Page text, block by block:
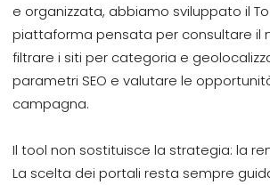
e organizzata, abbiamo sviluppato il
piattaforma pensata per consultare il
filtrare i siti per categoria e
parametri SEO e valutare le
campagna.
Il tool non sostituisce la strategia: la
La scelta dei portali resta sempre